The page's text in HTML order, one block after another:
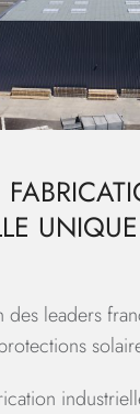
UNIQUE
des leaders